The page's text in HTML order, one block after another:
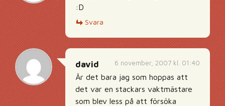
:D
Svara
6 november, 2007 kl. 01:40
david
Är det bara jag som hoppas att
det var en stackars vaktmästare
som blev less på att försöka